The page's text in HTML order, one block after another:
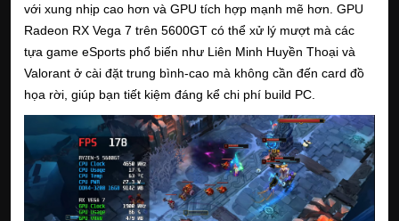
với xung nhịp cao hơn và GPU tích hợp mạnh mẽ hơn. GPU
Radeon RX Vega 7 trên 5600GT có thể xử lý mượt mà các
tựa game eSports phổ biến như Liên Minh Huyền Thoại và
Valorant ở cài đặt trung bình-cao mà không cần đến card đồ
họa rời, giúp bạn tiết kiệm đáng kể chi phí build PC.